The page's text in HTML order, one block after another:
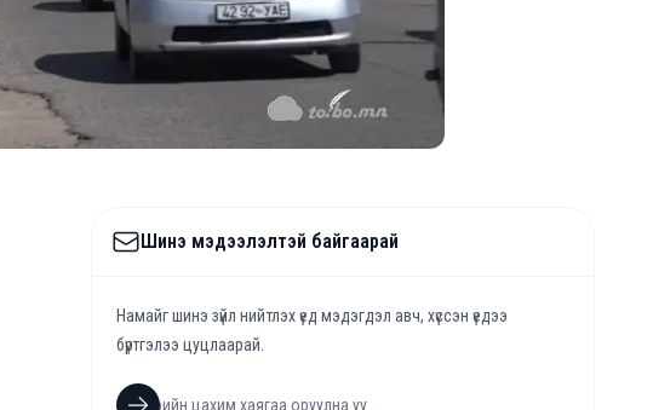
Шинэ мэдээлэлтэй байгаарай
Намайг шинэ зүйл нийтлэх үед мэдэгдэл авч, хүссэн үедээ
бүртгэлээ цуцлаарай.